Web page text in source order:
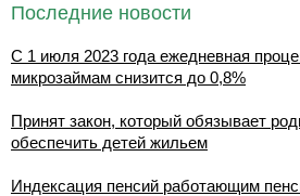
Последние новости
С 1 июля 2023 года ежедневная
микрозаймам снизится до 0,8%
Принят закон, который обязывает
обеспечить детей жильем
Индексация пенсий работающим